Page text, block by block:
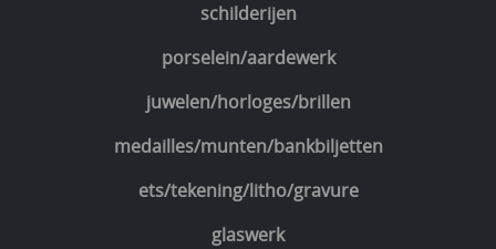
schilderijen
porselein/aardewerk
juwelen/horloges/brillen
medailles/munten/bankbiljetten
ets/tekening/litho/gravure
glaswerk